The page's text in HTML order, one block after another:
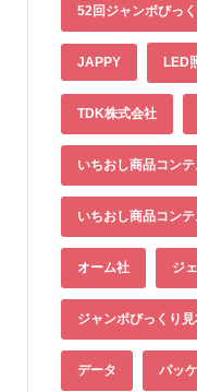
52回ジャンボびっ
JAPPY LED
TDK株式会社
いちおし商品コン
いちおし商品コン
オーム社 ジ
ジャンボびっくり
データ パッ